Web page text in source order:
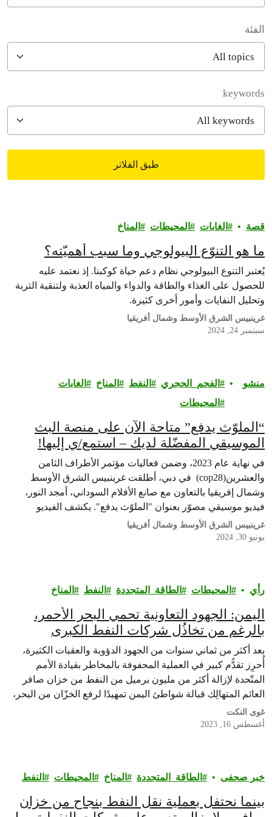
الفئة
keywords
طبق الفلاتر
قصة الغابات المحيطات المناخ
ما هو التنوّع البيولوجي وما سبب أهميّته؟
يُعتبر التنوع البيولوجي نظام دعم حياة كوكبنا. إذ نعتمد عليه
للحصول على الغذاء والطاقة والدواء والمياه العذبة ولتنقية التربة
وتحليل النفايات وأمور أخرى كثيرة.
غرينبيس الشرق الأوسط وشمال أفريقيا
سبتمبر 24, 2024
منشو
الفحم_الحجري النفط المناخ
الغابات
المحيطات
“الملوّث يدفع” متاحة الآن على منصة البث
الموسيقي المفضّلة لديك – استمع/ي إليها!
في نهاية عام 2023، وضمن فعاليات مؤتمر الأطراف الثامن
والعشرين(cop28) في دبي، أطلقت غرينبيس الشرق الأوسط
وشمال إفريقيا بالتعاون مع صانع الأفلام السوداني، أمجد النور،
فيديو موسيقي مصوّر بعنوان "الملوّث يدفع". يكشف الفيديو
بأسلوب غنائي ساخر اللاعدالة المناخية، بين الملوّثين التاريخيين
الذي يجنون أرباحاً هائلة ويتسببون بالانبعاثات، وبين شعوب دول
غرينبيس الشرق الأوسط وشمال أفريقيا
يونيو 30, 2024
رأي‎ المحيطات الطاقة_المتجددة النفط المناخ
اليمن: الجهود التعاونية تحمي البحر الأحمر،
بالرغم من تخاذُل شركات النفط الكبرى
بعد أكثر من ثماني سنوات من الجهود الدؤوبة والعقبات الكثيرة،
أُحرِز تقدُّم كبير في العملية المحفوفة بالمخاطر بقيادة الأمم
المتّحدة لإزالة أكثر من مليون برميل من النفط من خزان صافر
العائم المتهالِك قبالة شواطئ اليمن تمهيدًا لرفع الخزّان من البحر،
ما يفسح المجال أمام المعالجة الآمنة لهذه الأزمة.
غوى النكت
أغسطس 16, 2023
خبر صحفى الطاقة_المتجددة المناخ المحيطات النفط
بينما نحتفل بعملية نقل النفط بنجاح من خزان